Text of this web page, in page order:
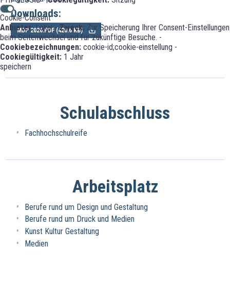
Cookie-Consent
Anbieter:Lokal -Zweck: Zur Speicherung Ihrer Consent-Einstellungen
beim Seitenwechsel und für zukünftige Besuche. -
Cookiebezeichnungen: cookie-id;cookie-einstellung -
Cookiegültigkeit: 1 Jahr
speichern
Downloads:
MDP 2026.PDF (420.6 KB)
Schulabschluss
Fachhochschulreife
Arbeitsplatz
Berufe rund um Design und Gestaltung
Berufe rund um Druck und Medien
Kunst Kultur Gestaltung
Medien